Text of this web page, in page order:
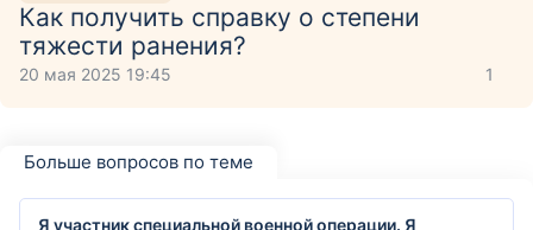
Как получить справку о степени
тяжести ранения?
20 мая 2025 19:45 1
Больше вопросов по теме
Я участник специальной военной операции. Я